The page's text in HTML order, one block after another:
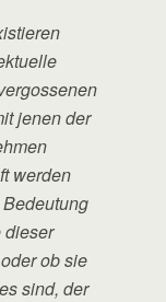
jenen der
werden
dieser
ob sie
sind, der